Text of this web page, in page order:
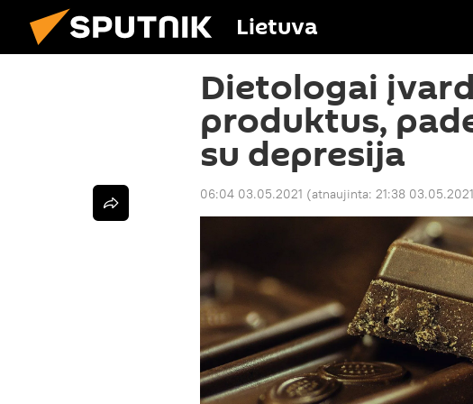
Lietuva
Dietologai
produktus,
su depresija
06:04 03.05.2021 (atnaujinta: 21:38 03.05.2021